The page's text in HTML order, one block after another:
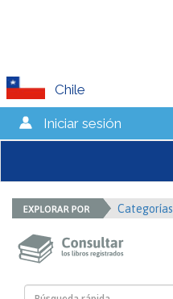
Chile
Iniciar sesión
Categorías